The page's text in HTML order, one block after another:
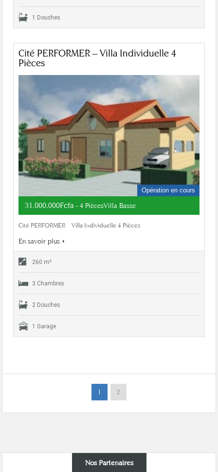
1 Douches
Cité PERFORMER – Villa Individuelle 4
Pièces
Opération en cours
31.000.000Fcfa - 4 PiècesVilla Basse
Cité PERFORMER – Villa Individuelle 4 Pièces
En savoir plus
260 m²
3 Chambres
2 Douches
1 Garage
1 2
Nos Partenaires